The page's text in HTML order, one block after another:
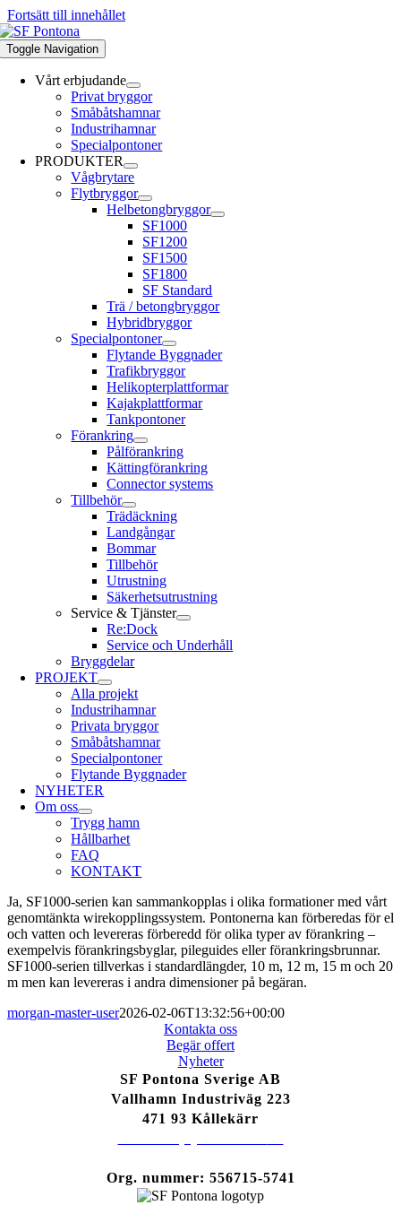
Fortsätt till innehållet
Toggle Navigation
Vårt erbjudande
Privat bryggor
Småbåtshamnar
Industrihamnar
Specialpontoner
PRODUKTER
Vågbrytare
Flytbryggor
Helbetongbryggor
SF1000
SF1200
SF1500
SF1800
SF Standard
Trä / betongbryggor
Hybridbryggor
Specialpontoner
Flytande Byggnader
Trafikbryggor
Helikopterplattformar
Kajakplattformar
Tankpontoner
Förankring
Pålförankring
Kättingförankring
Connector systems
Tillbehör
Trädäckning
Landgångar
Bommar
Tillbehör
Utrustning
Säkerhetsutrustning
Service & Tjänster
Re:Dock
Service och Underhåll
Bryggdelar
PROJEKT
Alla projekt
Industrihamnar
Privata bryggor
Småbåtshamnar
Specialpontoner
Flytande Byggnader
NYHETER
Om oss
Trygg hamn
Hållbarhet
FAQ
KONTAKT
Ja, SF1000-serien kan sammankopplas i olika formationer med vårt
genomtänkta wirekopplingssystem. Pontonerna kan förberedas för el
och vatten och levereras förberedd för olika typer av förankring –
exempelvis förankringsbyglar, pileguides eller förankringsbrunnar.
SF1000-serien tillverkas i standardlängder, 10 m, 12 m, 15 m och 20
m men kan levereras i andra dimensioner på begäran.
morgan-master-user2026-02-06T13:32:56+00:00
Kontakta oss
Begär offert
Nyheter
SF Pontona Sverige AB
Vallhamn Industriväg 223
471 93 Kållekärr
Org. nummer: 556715-5741